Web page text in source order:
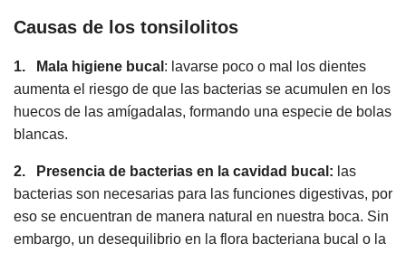
Causas de los tonsilolitos
1. Mala higiene bucal : lavarse poco o mal los dientes
aumenta el riesgo de que las bacterias se acumulen en los
huecos de las amígadalas, formando una especie de bolas
blancas.
2. Presencia de bacterias en la cavidad bucal: las
bacterias son necesarias para las funciones digestivas, por
eso se encuentran de manera natural en nuestra boca. Sin
embargo, un desequilibrio en la flora bacteriana bucal o la